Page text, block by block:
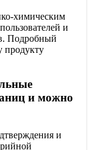
химическим
и
Подробный
продукту
и можно
и